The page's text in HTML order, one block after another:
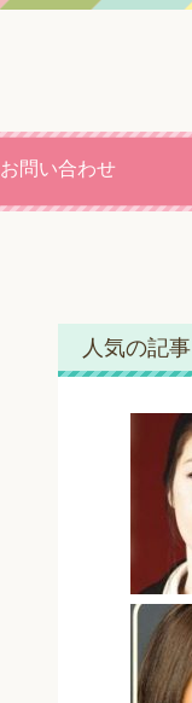
お問い合わせ
人気の記事